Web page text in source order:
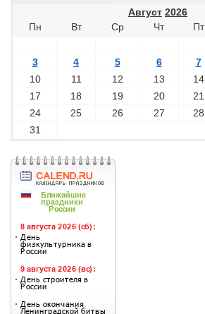
Август 2026
Пн
Вт Ср Чт Пт
3
4 5 6 7
10
11 12 13 14
17
18 19 20 21
24
25 26 27 28
31